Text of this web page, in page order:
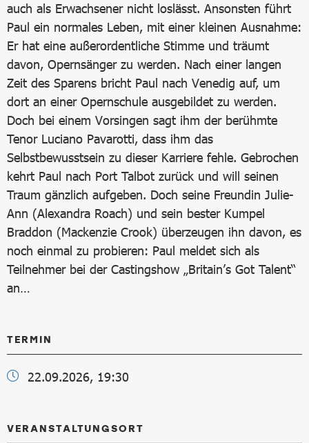
auch als Erwachsener nicht loslässt. Ansonsten führt
Paul ein normales Leben, mit einer kleinen Ausnahme:
Er hat eine außerordentliche Stimme und träumt
davon, Opernsänger zu werden. Nach einer langen
Zeit des Sparens bricht Paul nach Venedig auf, um
dort an einer Opernschule ausgebildet zu werden.
Doch bei einem Vorsingen sagt ihm der berühmte
Tenor Luciano Pavarotti, dass ihm das
Selbstbewusstsein zu dieser Karriere fehle. Gebrochen
kehrt Paul nach Port Talbot zurück und will seinen
Traum gänzlich aufgeben. Doch seine Freundin Julie-
Ann (Alexandra Roach) und sein bester Kumpel
Braddon (Mackenzie Crook) überzeugen ihn davon, es
noch einmal zu probieren: Paul meldet sich als
Teilnehmer bei der Castingshow „Britain’s Got Talent“
an…
TERMIN
22.09.2026, 19:30
VERANSTALTUNGSORT